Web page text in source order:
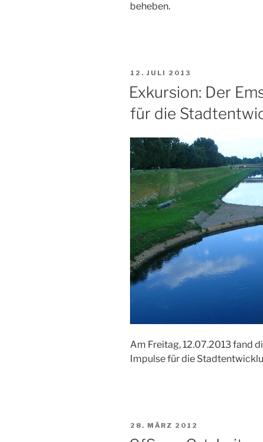
beheben.
VERÖFFENTLICHT
AM
12. JULI 2013
Exkursion: Der
für die
Am Freitag, 12.07.2013 fand
Impulse für die
VERÖFFENTLICHT
AM
28. MÄRZ 2012